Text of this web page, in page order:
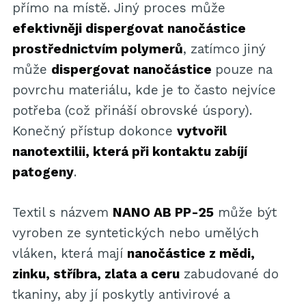
přímo na místě. Jiný proces může
efektivněji dispergovat nanočástice
prostřednictvím polymerů, zatímco jiný
může dispergovat nanočástice pouze na
povrchu materiálu, kde je to často nejvíce
potřeba (což přináší obrovské úspory).
Konečný přístup dokonce vytvořil
nanotextilii, která při kontaktu zabíjí
patogeny.
Textil s názvem NANO AB PP-25může být
vyroben ze syntetických nebo umělých
vláken, která mají nanočástice z mědi,
zinku, stříbra, zlata a ceruzabudované do
tkaniny, aby jí poskytly antivirové a